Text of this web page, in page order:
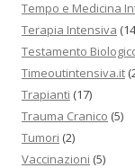
Tempo e Medicina
Terapia Intensiva
Testamento
Timeoutintensiva.it
Trapianti (17)
Trauma Cranico (5)
Tumori (2)
Vaccinazioni (5)